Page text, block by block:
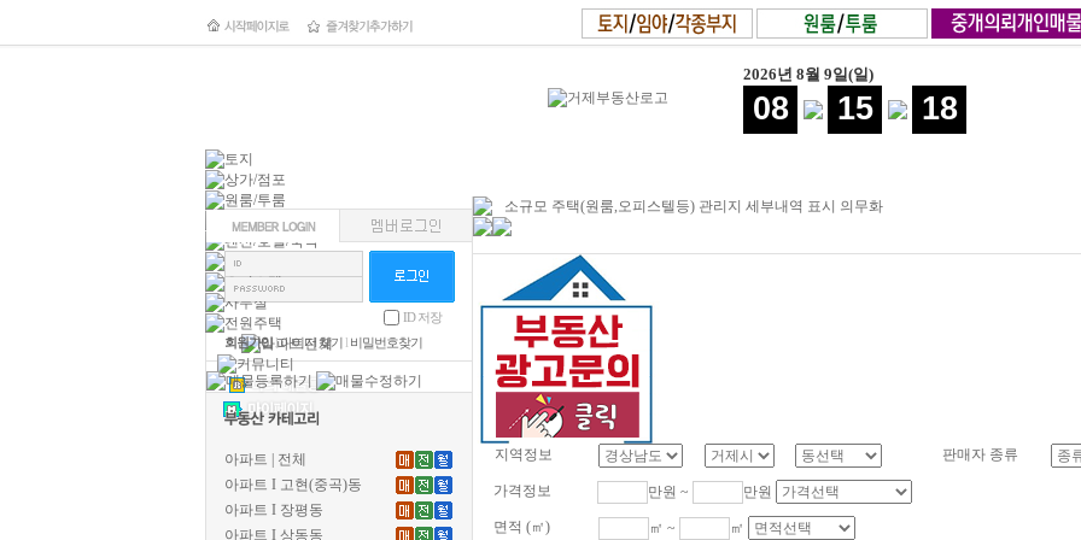
2026년 8월 9일(일)
08 15 19
ID 저장
회원가입l아이디 찾기 l 비밀번호찾기
아파트 | 전체
아파트 I 고현(중곡)동
아파트 I 장평동
아파트 I 상동동
소규모 주택(원룸,오피스텔등) 관리지 세부내역 표시 의무화
지역정보 판매자 종류
가격정보 만원 ~ 만원
면적 (㎡) ㎡ ~ ㎡